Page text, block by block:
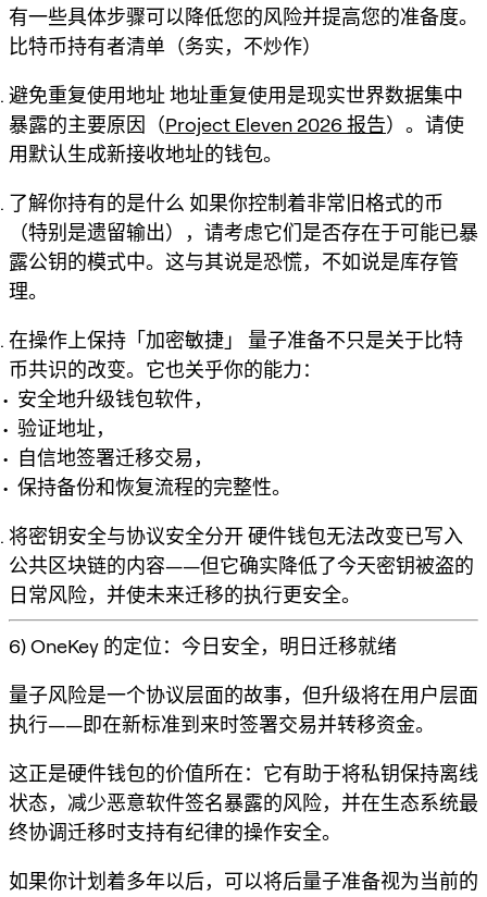
有一些具体步骤可以降低您的风险并提高您的准备度。
比特币持有者清单（务实，不炒作）
避免重复使用地址 地址重复使用是现实世界数据集中
暴露的主要原因（Project Eleven 2026 报告）。请使
用默认生成新接收地址的钱包。
了解你持有的是什么 如果你控制着非常旧格式的币
（特别是遗留输出），请考虑它们是否存在于可能已暴
露公钥的模式中。这与其说是恐慌，不如说是库存管
理。
在操作上保持「加密敏捷」
量子准备不只是关于比特
币共识的改变。它也关乎你的能力：
安全地升级钱包软件，
验证地址，
自信地签署迁移交易，
保持备份和恢复流程的完整性。
将密钥安全与协议安全分开 硬件钱包无法改变已写入
公共区块链的内容——但它确实降低了今天密钥被盗的
日常风险，并使未来迁移的执行更安全。
6) OneKey 的定位：今日安全，明日迁移就绪
量子风险是一个协议层面的故事，但升级将在用户层面
执行——即在新标准到来时签署交易并转移资金。
这正是硬件钱包的价值所在：它有助于将私钥保持离线
状态，减少恶意软件签名暴露的风险，并在生态系统最
终协调迁移时支持有纪律的操作安全。
如果你计划着多年以后，可以将后量子准备视为当前的